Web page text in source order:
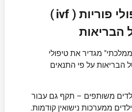
פוריות ( ivf
)
הבריאות
מגדיר את טיפולי
הבריאות על פי התנאים
ילדים משותפים – תקף גם עבור
ממערכות נישואין קודמות.